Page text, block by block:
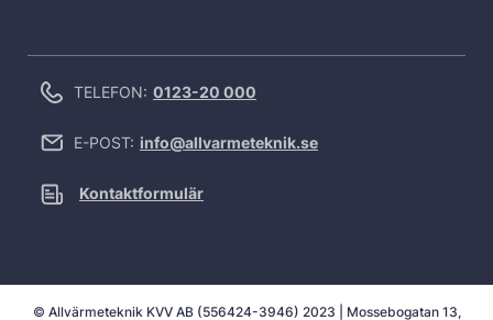
TELEFON: 0123-20 000
E-POST: info@allvarmeteknik.se
Kontaktformulär
© Allvärmeteknik KVV AB (556424-3946) 2023 | Mossebogatan 13,